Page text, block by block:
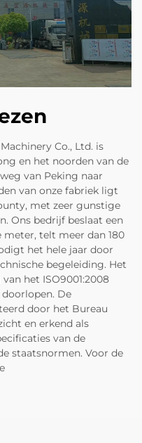
Co., Ltd. is
en het noorden van de
van Peking naar
van onze fabriek ligt
met zeer gunstige
Ons bedrijf beslaat een
telt meer dan 180
het hele jaar door
begeleiding. Het
het ISO9001:2008
De
door het Bureau
en erkend als
van de
staatsnormen. Voor de